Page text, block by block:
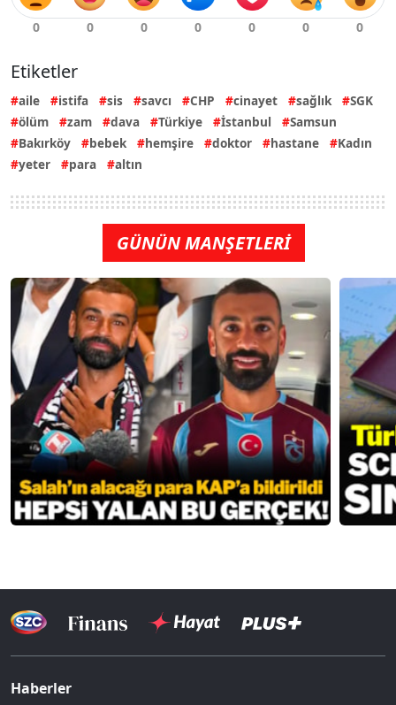
Etiketler
aile istifa sis savcı CHP cinayet sağlık
SGK
ölüm
zam dava Türkiye İstanbul
Samsun
Bakırköy
bebek hemşire doktor hastane
Kadın
yeter
para altın
GÜNÜN MANŞETLERİ
Haberler